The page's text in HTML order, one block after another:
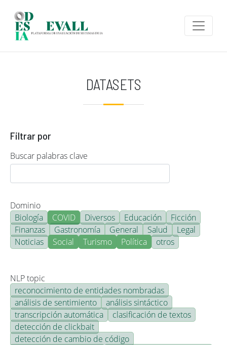
DATASETS
Filtrar por
Buscar palabras clave
Dominio
Biología
COVID Diversos Educación
Ficción
Finanzas
Gastronomía General Salud
Legal
Noticias
Social Turismo Política otros
NLP topic
reconocimiento de entidades nombradas
análisis de sentimiento
análisis sintáctico
transcripción automática
clasificación de textos
detección de clickbait
detección de cambio de código